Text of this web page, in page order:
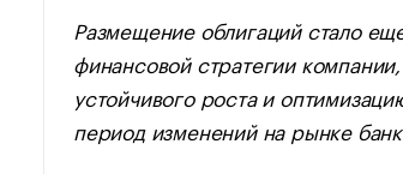
Размещение облигаций стало
финансовой стратегии
устойчивого роста и
период изменений на рынке